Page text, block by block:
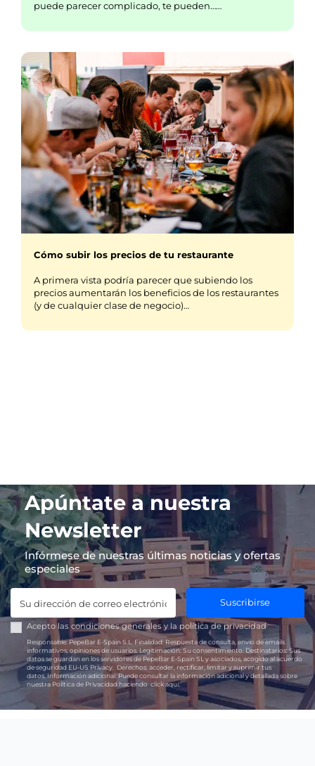
puede parecer complicado, te pueden……
Cómo subir los precios de tu restaurante
A primera vista podría parecer que subiendo los
precios aumentarán los beneficios de los restaurantes
(y de cualquier clase de negocio)…
Apúntate a nuestra
Newsletter
Infórmese de nuestras últimas noticias y ofertas
especiales
Suscribirse
Acepto las condiciones generales y lapolítica de privacidad
Responsable:PepeBar E-Spain S.L. Finalidad: Respuesta de consulta, envío de emails
informativos, opiniones de usuarios. Legitimación: Su consentimiento. Destinatarios:Sus
datos se guardan en los servidores de PepeBar E-Spain SL y asociados, acogido al acuerdo
de seguridad EU-US Privacy.
Derechos: acceder, rectificar, limitar y suprimir tus
datos.Información adicional:Puede consultar la información adicional y detallada sobre
nuestra Política de Privacidad haciendoclick aquí.